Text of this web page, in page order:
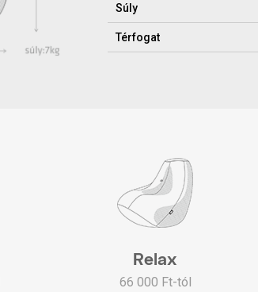
Súly
Térfogat
Relax
66 000 Ft-tól